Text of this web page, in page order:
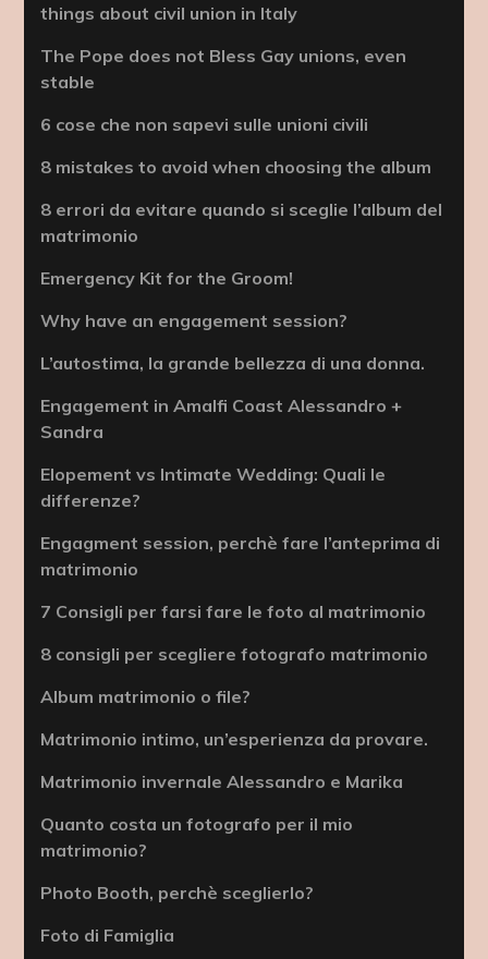
things about civil union in Italy
The Pope does not Bless Gay unions, even
stable
6 cose che non sapevi sulle unioni civili
8 mistakes to avoid when choosing the album
8 errori da evitare quando si sceglie l’album del
matrimonio
Emergency Kit for the Groom!
Why have an engagement session?
L’autostima, la grande bellezza di una donna.
Engagement in Amalfi Coast Alessandro +
Sandra
Elopement vs Intimate Wedding: Quali le
differenze?
Engagment session, perchè fare l’anteprima di
matrimonio
7 Consigli per farsi fare le foto al matrimonio
8 consigli per scegliere fotografo matrimonio
Album matrimonio o file?
Matrimonio intimo, un’esperienza da provare.
Matrimonio invernale Alessandro e Marika
Quanto costa un fotografo per il mio
matrimonio?
Photo Booth, perchè sceglierlo?
Foto di Famiglia